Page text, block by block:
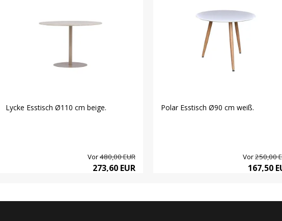
Lycke Esstisch Ø110 cm beige.
Vor480,00 EUR
273,60 EUR
Polar Esstisch Ø90 cm weiß.
Vor250,00
167,50